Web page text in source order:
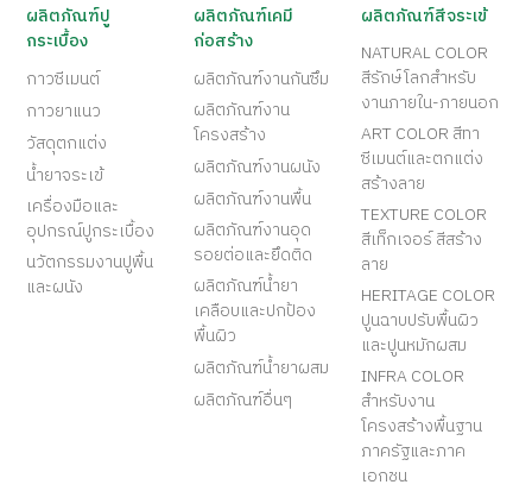
ผลิตภัณฑ์ปู
กระเบื้อง
กาวซีเมนต์
กาวยาแนว
วัสดุตกแต่ง
น้ำยาจระเข้
เครื่องมือและ
อุปกรณ์ปูกระเบื้อง
นวัตกรรมงานปูพื้น
และผนัง
ผลิตภัณฑ์เคมี
ก่อสร้าง
ผลิตภัณฑ์งานกันซึม
ผลิตภัณฑ์งาน
โครงสร้าง
ผลิตภัณฑ์งานผนัง
ผลิตภัณฑ์งานพื้น
ผลิตภัณฑ์งานอุด
รอยต่อและยึดติด
ผลิตภัณฑ์น้ำยา
เคลือบและปกป้อง
พื้นผิว
ผลิตภัณฑ์น้ำยาผสม
ผลิตภัณฑ์อื่นๆ
ผลิตภัณฑ์สีจระเข้
NATURAL COLOR
สีรักษ์โลกสำหรับ
งานภายใน-ภายนอก
ART COLOR สีทา
ซีเมนต์และตกแต่ง
สร้างลาย
TEXTURE COLOR
สีเท็กเจอร์ สีสร้าง
ลาย
HERITAGE COLOR
ปูนฉาบปรับพื้นผิว
และปูนหมักผสม
INFRA COLOR
สำหรับงาน
โครงสร้างพื้นฐาน
ภาครัฐและภาค
เอกชน